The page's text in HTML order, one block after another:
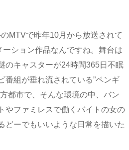
MTVで昨年10月から放送されて
ション作品なんですね。舞台は
のキャスターが24時間365日不眠
番組が垂れ流されている”ペンギ
都市で、そんな環境の中、バン
やファミレスで働くバイトの女の
どーでもいいような日常を描いた